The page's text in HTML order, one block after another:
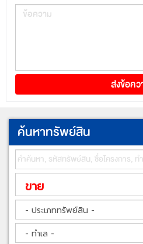
ค้นหาทรัพย์สิน